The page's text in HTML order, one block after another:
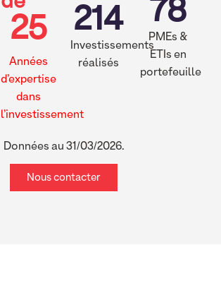
25
Années
d’expertise
dans
l’investissement
214
Investissements
réalisés
78
PMEs &
ETIs en
portefeuille
Données au 31/03/2026.
Nous contacter